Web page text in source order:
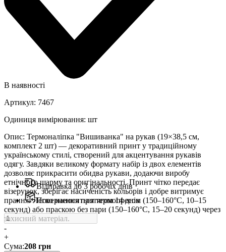
В наявності
Артикул: 7467
Одиниця вимірювання: шт
Опис: Термоналіпка "Вишиванка" на рукав (19×38,5 см,
комплект 2 шт) — декоративний принт у традиційному
українському стилі, створений для акцентування рукавів
одягу. Завдяки великому формату набір із двох елементів
дозволяє прикрасити обидва рукави, додаючи виробу
етнічного шарму та оригінальності. Принт чітко передає
візерунок, зберігає насиченість кольорів і добре витримує
прання. Легко наноситься термопресом (150–160°C, 10–15
секунд) або праскою без пари (150–160°C, 15–20 секунд) через
захисний матеріал.
Відправка до 3 робочіх днів
Повернення протягом 14 днів
-
+
Сума:208 грн